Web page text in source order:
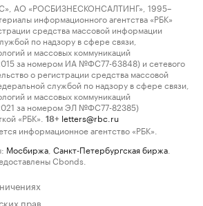
АО «РОСБИЗНЕСКОНСАЛТИНГ», 1995–
информационного агентства «РБК»
средства массовой информации
по надзору в сфере связи,
и массовых коммуникаций
за номером ИА №ФС77-63848) и сетевого
о регистрации средства массовой
службой по надзору в сфере связи,
и массовых коммуникаций
за номером ЭЛ №ФС77-82385)
«РБК».
18+ letters@rbc.ru
информационное агентство «РБК».
Мосбиржа Санкт-Петербургская биржа
Cbonds.
прав